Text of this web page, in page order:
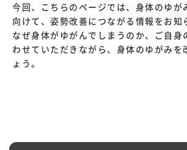
今回、こちらのページでは、身体のゆが
向けて、姿勢改善につながる情報をお知
なぜ身体がゆがんでしまうのか、ご自身
わせていただきながら、身体のゆがみを
ょう。